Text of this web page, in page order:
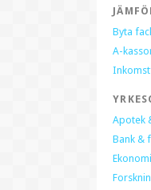
Byta
A-
Apotek
Bank &
Ekonomi